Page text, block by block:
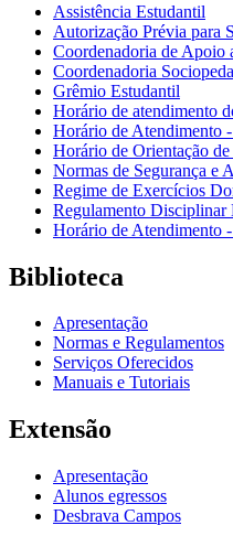
Assistência Estudantil
Autorização Prévia para
Coordenadoria de Apoio
Coordenadoria
Grêmio Estudantil
Horário de atendimento
Horário de Atendimento
Horário de Orientação
Normas de Segurança e
Regime de Exercícios
Regulamento Disciplinar
Horário de Atendimento
Biblioteca
Apresentação
Normas e Regulamentos
Serviços Oferecidos
Manuais e Tutoriais
Extensão
Apresentação
Alunos egressos
Desbrava Campos